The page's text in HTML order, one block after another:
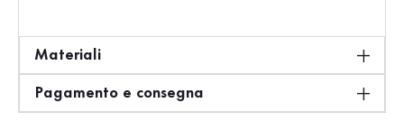
Materiali
Pagamento e consegna